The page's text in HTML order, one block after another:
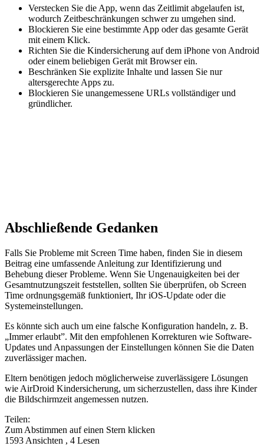
Verstecken Sie die App, wenn das Zeitlimit abgelaufen ist,
wodurch Zeitbeschränkungen schwer zu umgehen sind.
Blockieren Sie eine bestimmte App oder das gesamte Gerät
mit einem Klick.
Richten Sie die Kindersicherung auf dem iPhone von Android
oder einem beliebigen Gerät mit Browser ein.
Beschränken Sie explizite Inhalte und lassen Sie nur
altersgerechte Apps zu.
Blockieren Sie unangemessene URLs vollständiger und
gründlicher.
Abschließende Gedanken
Falls Sie Probleme mit Screen Time haben, finden Sie in diesem
Beitrag eine umfassende Anleitung zur Identifizierung und
Behebung dieser Probleme. Wenn Sie Ungenauigkeiten bei der
Gesamtnutzungszeit feststellen, sollten Sie überprüfen, ob Screen
Time ordnungsgemäß funktioniert, Ihr iOS-Update oder die
Systemeinstellungen.
Es könnte sich auch um eine falsche Konfiguration handeln, z. B.
„Immer erlaubt”. Mit den empfohlenen Korrekturen wie Software-
Updates und Anpassungen der Einstellungen können Sie die Daten
zuverlässiger machen.
Eltern benötigen jedoch möglicherweise zuverlässigere Lösungen
wie AirDroid Kindersicherung, um sicherzustellen, dass ihre Kinder
die Bildschirmzeit angemessen nutzen.
Teilen:
Zum Abstimmen auf einen Stern klicken
1593 Ansichten , 4 Lesen